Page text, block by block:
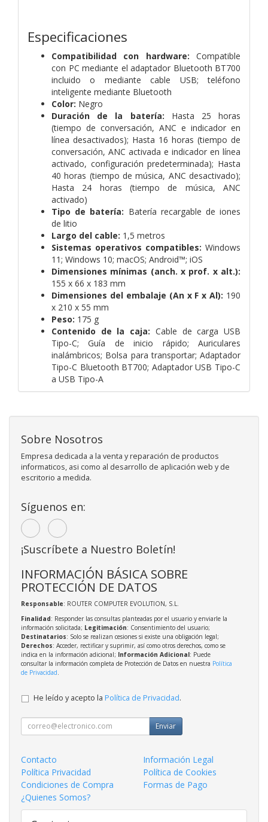
Especificaciones
Compatibilidad con hardware: Compatible
con PC mediante el adaptador Bluetooth BT700
incluido o mediante cable USB; teléfono
inteligente mediante Bluetooth
Color: Negro
Duración de la batería: Hasta 25 horas
(tiempo de conversación, ANC e indicador en
línea desactivados); Hasta 16 horas (tiempo de
conversación, ANC activada e indicador en línea
activado, configuración predeterminada); Hasta
40 horas (tiempo de música, ANC desactivado);
Hasta 24 horas (tiempo de música, ANC
activado)
Tipo de batería: Batería recargable de iones
de litio
Largo del cable: 1,5 metros
Sistemas operativos compatibles: Windows
11; Windows 10; macOS; Android™; iOS
Dimensiones mínimas (anch. x prof. x alt.):
155 x 66 x 183 mm
Dimensiones del embalaje (An x F x Al): 190
x 210 x 55 mm
Peso: 175 g
Contenido de la caja: Cable de carga USB
Tipo-C; Guía de inicio rápido; Auriculares
inalámbricos; Bolsa para transportar; Adaptador
Tipo-C Bluetooth BT700; Adaptador USB Tipo-C
a USB Tipo-A
Sobre Nosotros
Empresa dedicada a la venta y reparación de productos
informaticos, asi como al desarrollo de aplicación web y de
escritorio a medida.
Síguenos en:
¡Suscríbete a Nuestro Boletín!
INFORMACIÓN BÁSICA SOBRE
PROTECCIÓN DE DATOS
Responsable: ROUTER COMPUTER EVOLUTION, S.L.
Finalidad: Responder las consultas planteadas por el usuario y enviarle la
información solicitada; Legitimación: Consentimiento del usuario;
Destinatarios: Solo se realizan cesiones si existe una obligación legal;
Derechos: Acceder, rectificar y suprimir, así como otros derechos, como se
indica en la información adicional; Información Adicional: Puede
consultar la información completa de Protección de Datos en nuestra Política
de Privacidad
He leído y acepto la Política de Privacidad.
Enviar
Contacto
Información Legal
Política Privacidad
Política de Cookies
Condiciones de Compra
Formas de Pago
¿Quienes Somos?